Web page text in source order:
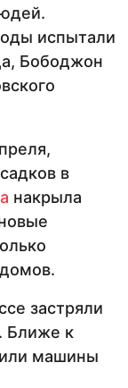
испытали
Бободжон
в
накрыла
застряли
Ближе к
машины